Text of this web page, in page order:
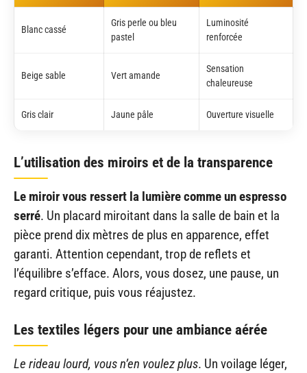
Blanc cassé
Gris perle ou bleu
pastel
Luminosité
renforcée
Beige sable Vert amande
Sensation
chaleureuse
Gris clair Jaune pâle Ouverture visuelle
L’utilisation des miroirs et de la transparence
Le miroir vous ressert la lumière comme un espresso
serré. Un placard miroitant dans la salle de bain et la
pièce prend dix mètres de plus en apparence, effet
garanti. Attention cependant, trop de reflets et
l’équilibre s’efface. Alors, vous dosez, une pause, un
regard critique, puis vous réajustez.
Les textiles légers pour une ambiance aérée
Le rideau lourd, vous n’en voulez plus. Un voilage léger,